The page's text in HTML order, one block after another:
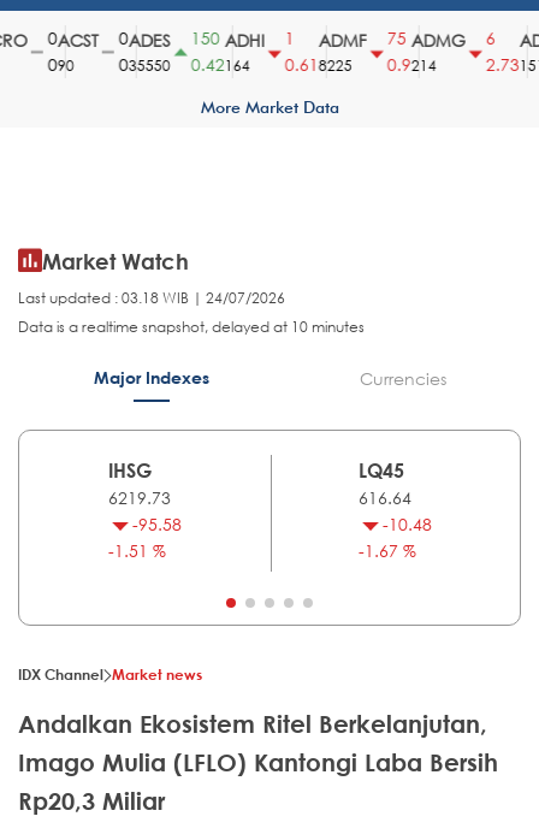
ACST
90
ADES
35550
150
0.42
ADHI
164
0.61
ADMF
8225
75
0.9
ADMG
214
2.731510
More Market Data
Market Watch
Last updated : 03.18 WIB | 24/07/2026
Data is a realtime snapshot, delayed at 10 minutes
Major Indexes Currencies
IHSG
6219.73
-95.58
-1.51 %
LQ45
616.64
-10.48
-1.67 %
IDX Channel Market news
Andalkan Ekosistem Ritel Berkelanjutan,
Imago Mulia (LFLO) Kantongi Laba Bersih
Rp20,3 Miliar